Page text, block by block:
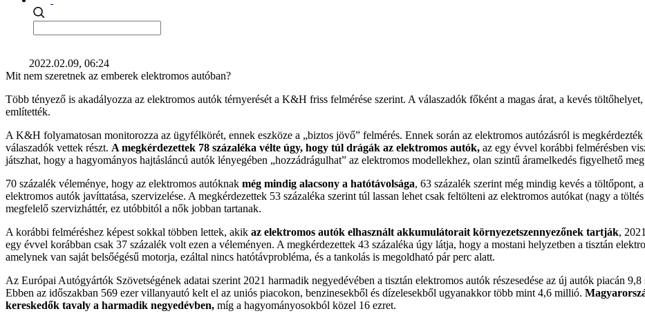
2022.02.09, 06:24
Mit nem szeretnek az emberek elektromos autóban?
Több tényező is akadályozza az elektromos autók térnyerését a K&H friss felmérése szerint. A válaszadók főként a magas árat, a kevés
említették.
A K&H folyamatosan monitorozza az ügyfélkörét, ennek eszköze a „biztos jövő” felmérés. Ennek során az elektromos autózásról is
válaszadók vettek részt. A megkérdezettek 78 százaléka vélte úgy, hogy túl drágák az elektromos autók, az egy évvel korábbi felmérésben
játszhat, hogy a hagyományos hajtásláncú autók lényegében „hozzádrágulhat” az elektromos modellekhez, olan szintű áramelkedés figyelhető
70 százalék véleménye, hogy az elektromos autóknak még mindig alacsony a hatótávolsága, 63 százalék szerint még mindig kevés a töltőpont,
elektromos autók javíttatása, szervizelése. A megkérdezettek 53 százaléka szerint túl lassan lehet csak feltölteni az elektromos autókat (nagy a
megfelelő szervizháttér, ez utóbbitól a nők jobban tartanak.
A korábbi felméréshez képest sokkal többen lettek, akik az elektromos autók elhasznált akkumulátorait környezetszennyezőnek tartják,
egy évvel korábban csak 37 százalék volt ezen a véleményen. A megkérdezettek 43 százaléka úgy látja, hogy a mostani helyzetben a tisztán
amelynek van saját belsőégésű motorja, ezáltal nincs hatótávprobléma, és a tankolás is megoldható pár perc alatt.
Az Európai Autógyártók Szövetségének adatai szerint 2021 harmadik negyedévében a tisztán elektromos autók részesedése az új autók piacán
Ebben az időszakban 569 ezer villanyautó kelt el az uniós piacokon, benzinesekből és dízelesekből ugyanakkor több mint 4,6 millió.
kereskedők tavaly a harmadik negyedévben, míg a hagyományosokból közel 16 ezret.